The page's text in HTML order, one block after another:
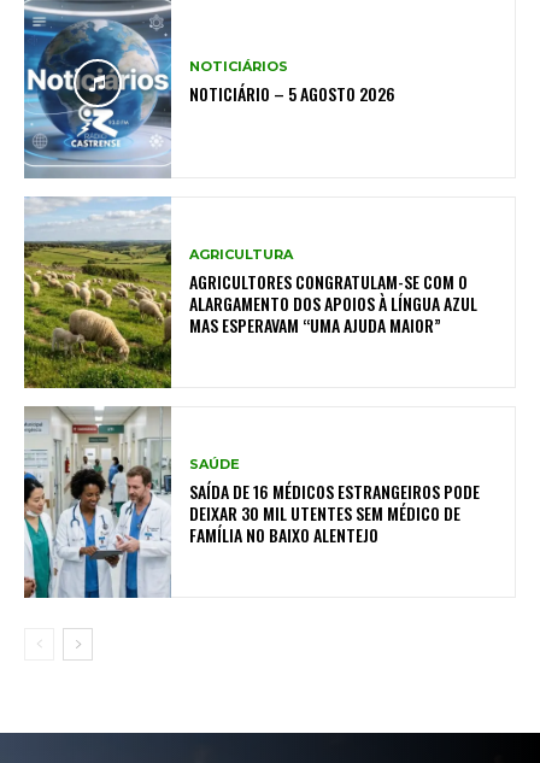
NOTICIÁRIOS
NOTICIÁRIO – 5 AGOSTO 2026
AGRICULTURA
AGRICULTORES CONGRATULAM-SE COM O
ALARGAMENTO DOS APOIOS À LÍNGUA AZUL
MAS ESPERAVAM “UMA AJUDA MAIOR”
SAÚDE
SAÍDA DE 16 MÉDICOS ESTRANGEIROS PODE
DEIXAR 30 MIL UTENTES SEM MÉDICO DE
FAMÍLIA NO BAIXO ALENTEJO